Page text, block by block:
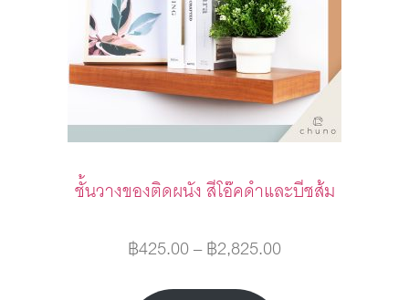
ชั้นวางของติดผนัง สีโอ๊คดำและบีชส้ม
฿425.00–฿2,825.00